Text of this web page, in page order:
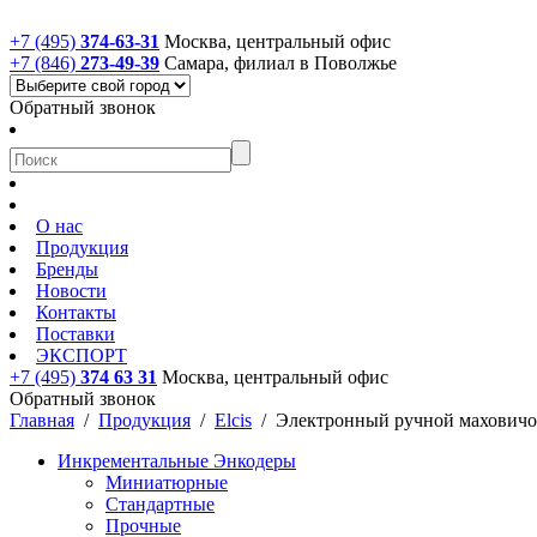
+7 (495) 374-63-31 Москва, центральный офис
+7 (846) 273-49-39 Самара, филиал в Поволжье
Обратный звонок
О нас
Продукция
Бренды
Новости
Контакты
Поставки
ЭКСПОРТ
+7 (495) 374 63 31 Москва, центральный офис
Обратный звонок
Главная / Продукция / Elcis / Электронный ручной
Инкрементальные Энкодеры
Миниатюрные
Стандартные
Прочные